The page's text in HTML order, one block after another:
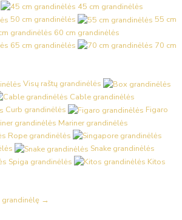
45 cm grandinėlės
50 cm grandinėlės
55 cm
60 cm grandinėlės
65 cm grandinėlės
70 cm
Visų raštų grandinėlės
Cable grandinėlės
Curb grandinėlės
Figaro
Mariner grandinėlės
Rope grandinėlės
Snake grandinėlės
Spiga grandinėlės
Kitos
grandinėlę →